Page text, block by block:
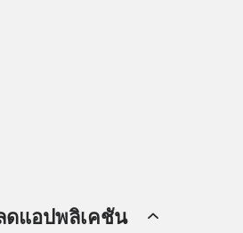
ดแอปพลิเคชัน